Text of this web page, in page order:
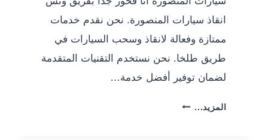
انقاذ سيارات المنصورة. نحن نقدم خدمات
ممتازة وفعالة لانقاذ وسحب السيارات في
طريق طلخا. نحن نستخدم التقنيات المتقدمة
لضمان توفير أفضل خدمة…
المزيد... ونش